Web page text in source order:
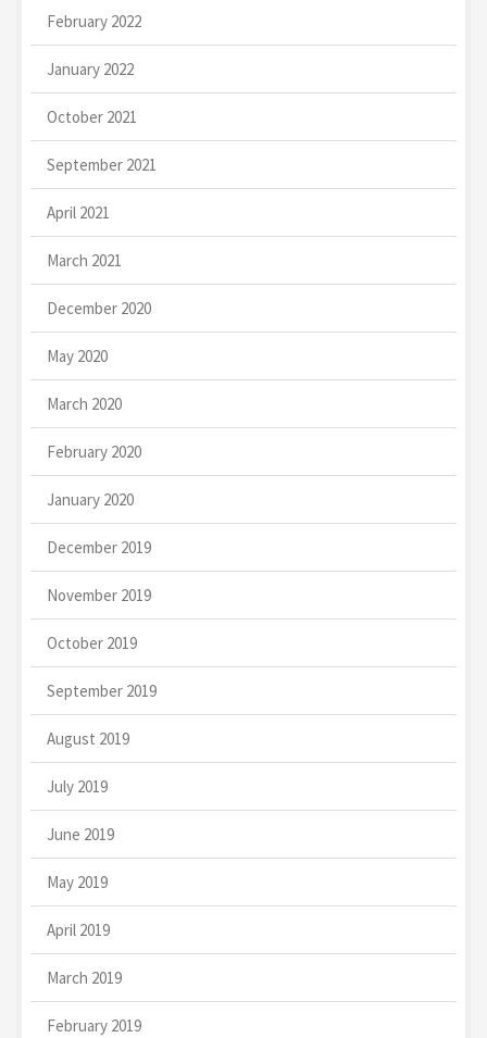
February 2022
January 2022
October 2021
September 2021
April 2021
March 2021
December 2020
May 2020
March 2020
February 2020
January 2020
December 2019
November 2019
October 2019
September 2019
August 2019
July 2019
June 2019
May 2019
April 2019
March 2019
February 2019